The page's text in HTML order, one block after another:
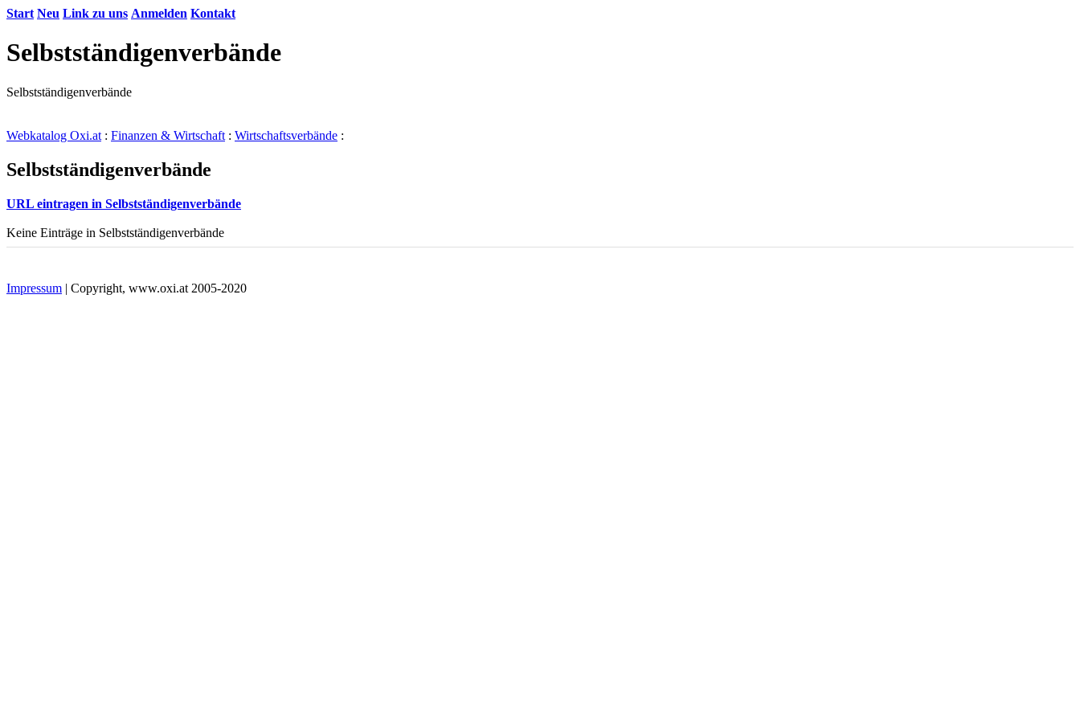
Start Neu Link zu uns Anmelden Kontakt
Selbstständigenverbände
Selbstständigenverbände
Webkatalog Oxi.at : Finanzen & Wirtschaft : Wirtschaftsverbände :
Selbstständigenverbände
URL eintragen in Selbstständigenverbände
Keine Einträge in Selbstständigenverbände
Impressum | Copyright, www.oxi.at 2005-2020